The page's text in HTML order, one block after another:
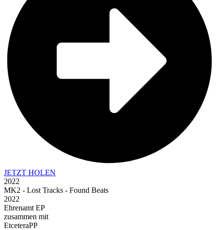
JETZT HOLEN
2022
MK2 - Lost Tracks - Found Beats
2022
Ehrenamt EP
zusammen mit
EtceteraPP